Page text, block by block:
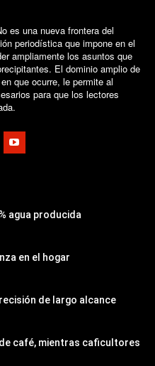
es una nueva frontera del
periodística que impone en el
ampliamente los asuntos que
El dominio amplio de
que ocurre, le permite al
para que los lectores
agua producida
en el hogar
de largo alcance
café, mientras caficultores